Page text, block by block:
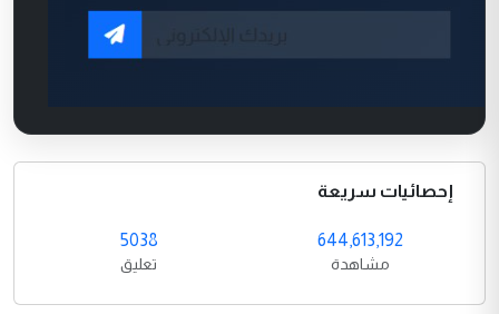
إحصائيات سريعة
644,613,192
مشاهدة
5038
تعليق